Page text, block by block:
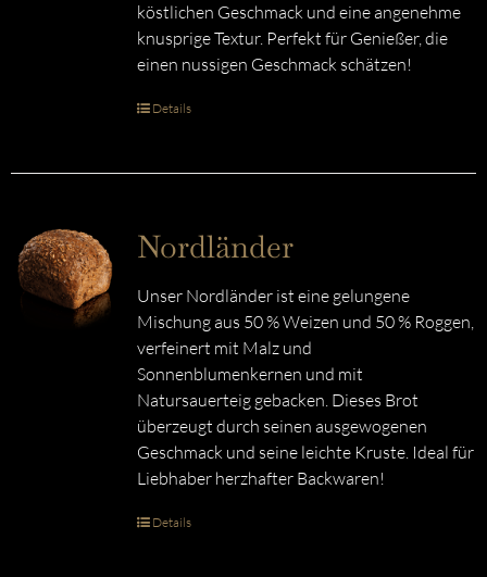
köstlichen Geschmack und eine angenehme
knusprige Textur. Perfekt für Genießer, die
einen nussigen Geschmack schätzen!
Details
Nordländer
Unser Nordländer ist eine gelungene
Mischung aus 50 % Weizen und 50 % Roggen,
verfeinert mit Malz und
Sonnenblumenkernen und mit
Natursauerteig gebacken. Dieses Brot
überzeugt durch seinen ausgewogenen
Geschmack und seine leichte Kruste. Ideal für
Liebhaber herzhafter Backwaren!
Details